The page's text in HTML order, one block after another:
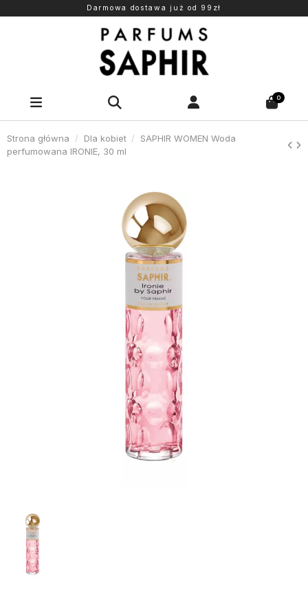
Darmowa dostawa już od 99zł
0
Strona główna Dla kobiet
SAPHIR WOMEN Woda
perfumowana IRONIE, 30 ml